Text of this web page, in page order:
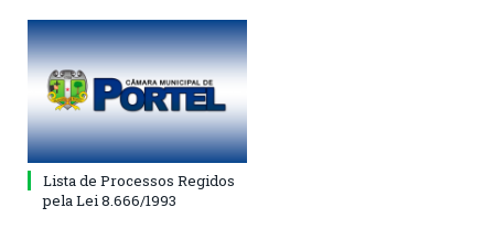
Lista de Processos Regidos
pela Lei 8.666/1993